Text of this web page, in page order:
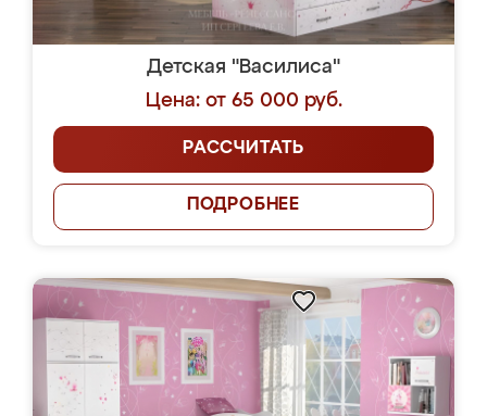
Детская "Василиса"
Цена: от 65 000 руб.
РАССЧИТАТЬ
ПОДРОБНЕЕ